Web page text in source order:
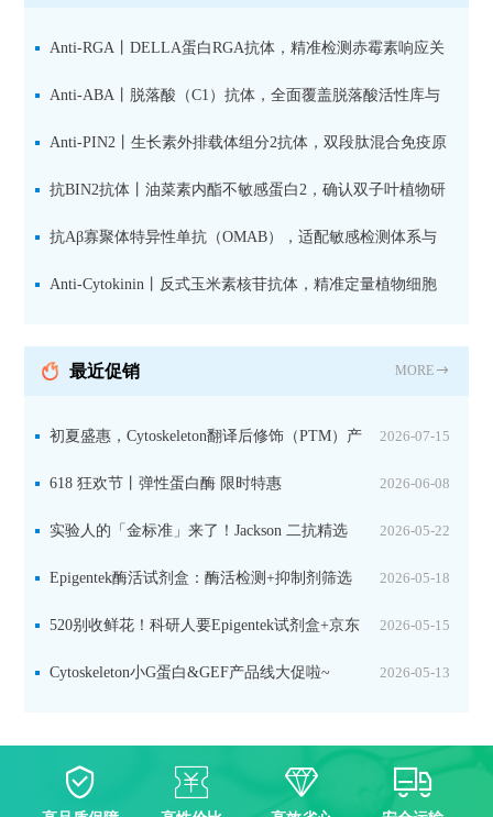
Anti-RGA丨DELLA蛋白RGA抗体，精准检测赤霉素响应关
键抑制因子
Anti-ABA丨脱落酸（C1）抗体，全面覆盖脱落酸活性库与
储存库
Anti-PIN2丨生长素外排载体组分2抗体，双段肽混合免疫原
设计方案
抗BIN2抗体丨油菜素内酯不敏感蛋白2，确认双子叶植物研
究数据特异性
抗Aβ寡聚体特异性单抗（OMAB），适配敏感检测体系与
活细胞实验
Anti-Cytokinin丨反式玉米素核苷抗体，精准定量植物细胞
最近促销 MORE
2026-07-15
初夏盛惠，Cytoskeleton翻译后修饰（PTM）产
品线放价啦！ 2026-06-08
618 狂欢节丨弹性蛋白酶 限时特惠
2026-05-22
实验人的「金标准」来了！Jackson 二抗精选
限时一口价，手慢无！ 2026-05-18
Epigentek酶活试剂盒：酶活检测+抑制剂筛选
双赋能，下单即赠京东卡 2026-05-15
520别收鲜花！科研人要Epigentek试剂盒+京东
卡！ 2026-05-13
Cytoskeleton小G蛋白&GEF产品线大促啦~